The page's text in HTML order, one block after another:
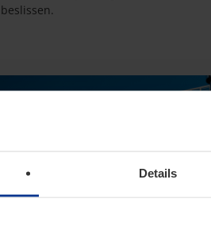
Details
beslissen.